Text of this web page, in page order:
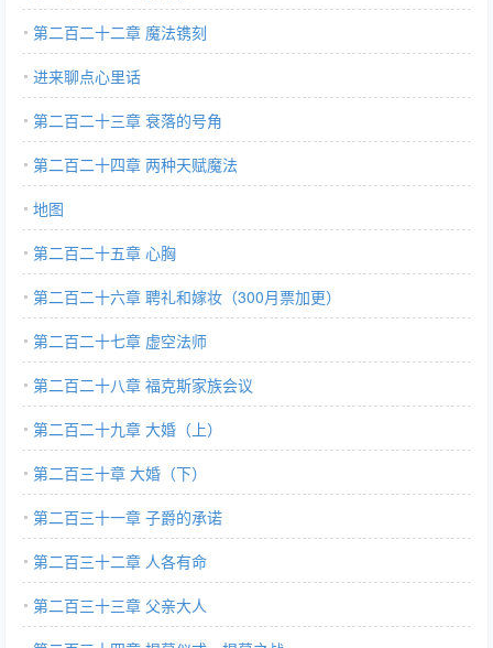
第二百二十二章 魔法镌刻
进来聊点心里话
第二百二十三章 衰落的号角
第二百二十四章 两种天赋魔法
地图
第二百二十五章 心胸
第二百二十六章 聘礼和嫁妆（300月票加更）
第二百二十七章 虚空法师
第二百二十八章 福克斯家族会议
第二百二十九章 大婚（上）
第二百三十章 大婚（下）
第二百三十一章 子爵的承诺
第二百三十二章 人各有命
第二百三十三章 父亲大人